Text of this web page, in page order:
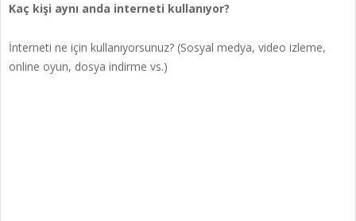
Kaç kişi aynı anda interneti kullanıyor?
İnterneti ne için kullanıyorsunuz? (Sosyal medya, video izleme,
online oyun, dosya indirme vs.)